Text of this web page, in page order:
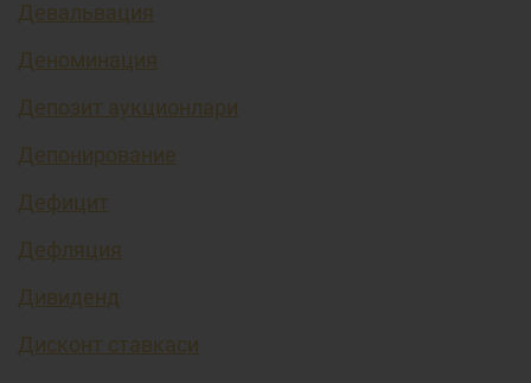
Девальвация
Деноминация
Депозит аукционлари
Депонирование
Дефицит
Дефляция
Дивиденд
Дисконт ставкаси